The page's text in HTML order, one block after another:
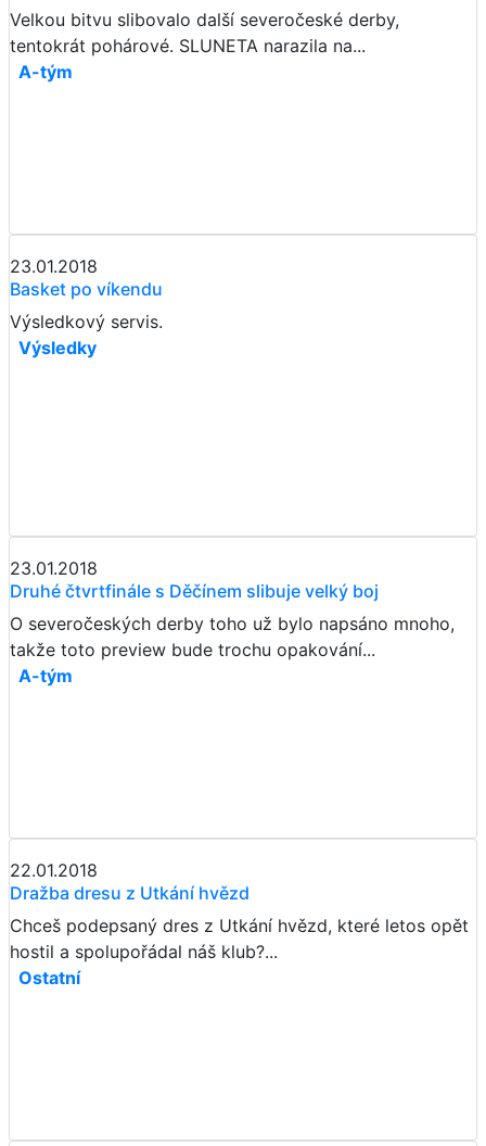
Velkou bitvu slibovalo další severočeské derby,
tentokrát pohárové. SLUNETA narazila na...
A-tým
23.01.2018
Basket po víkendu
Výsledkový servis.
Výsledky
23.01.2018
​​​​​​​Druhé čtvrtfinále s Děčínem slibuje velký boj
O severočeských derby toho už bylo napsáno mnoho,
takže toto preview bude trochu opakování...
A-tým
22.01.2018
Dražba dresu z Utkání hvězd
Chceš podepsaný dres z Utkání hvězd, které letos opět
hostil a spolupořádal náš klub?...
Ostatní